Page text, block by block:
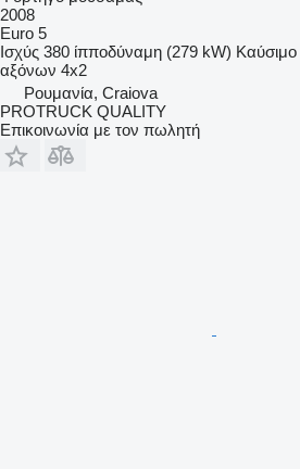
2008
Euro 5
Ισχύς 380 ίπποδύναμη (279 kW) Καύσιμο
αξόνων 4x2
Ρουμανία, Craiova
PROTRUCK QUALITY
Επικοινωνία με τον πωλητή